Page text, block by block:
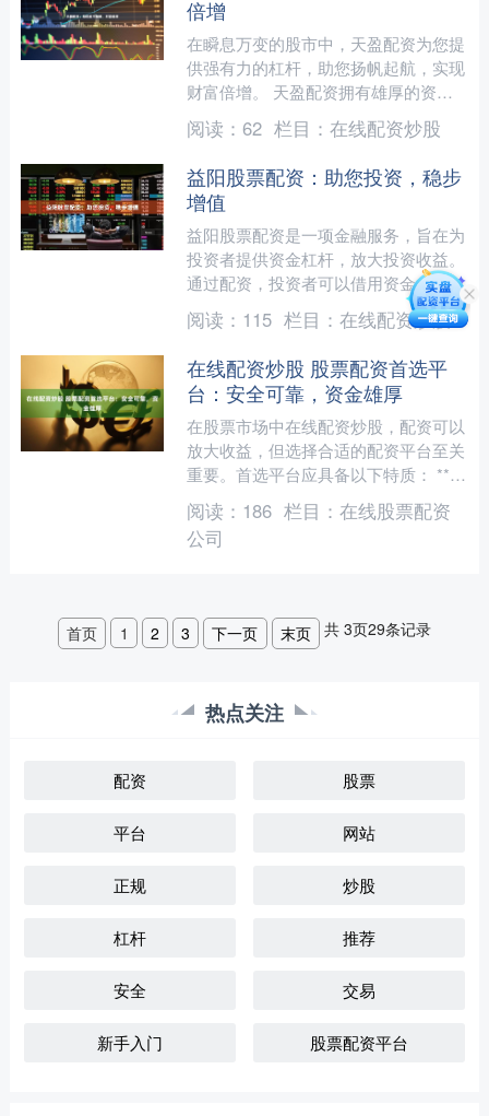
倍增
在瞬息万变的股市中，天盈配资为您提
供强有力的杠杆，助您扬帆起航，实现
财富倍增。 天盈配资拥有雄厚的资金
实力和专业的风控团队，为您提供安全
可靠的配资服务。通过灵活....
阅读： 62 栏目： 在线配资炒股
益阳股票配资：助您投资，稳步
增值
益阳股票配资是一项金融服务，旨在为
投资者提供资金杠杆，放大投资收益。
通过配资，投资者可以借用资金，从而
增加投资本金，提高投资收益率。 益
阳股票配资具有以下优势：....
阅读： 115 栏目： 在线配资炒股
在线配资炒股 股票配资首选平
台：安全可靠，资金雄厚
在股票市场中在线配资炒股，配资可以
放大收益，但选择合适的配资平台至关
重要。首选平台应具备以下特质： **安
全可靠** 平台应拥有正规资质，受监管
机构监督。资金托....
阅读： 186 栏目： 在线股票配资
公司
首页 1 2 3 下一页 末页 共 3页29条记录
热点关注
配资 股票
平台 网站
正规 炒股
杠杆 推荐
安全 交易
新手入门 股票配资平台